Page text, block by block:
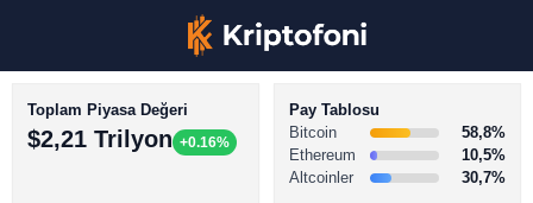
Toplam Piyasa Değeri
$2,21 Trilyon +0.16%
Pay Tablosu
Bitcoin
58,8%
Ethereum
10,5%
Altcoinler
30,7%